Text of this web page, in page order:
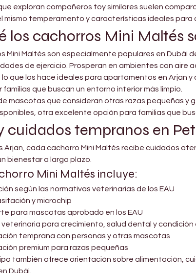
exploran compañeros toy similares suelen
mismo temperamento y características ideales para
los cachorros Mini Maltés
Mini Maltés son especialmente populares en Dubái
de ejercicio. Prosperan en ambientes con aire
lo que los hace ideales para apartamentos en Arjan
que buscan un entorno interior más limpio.
mascotas que consideran otras razas pequeñas y
otra excelente opción para familias que
cuidados tempranos en
Arjan, cada cachorro Mini Maltés recibe cuidados
bienestar a largo plazo.
Mini Maltés incluye:
según las normativas veterinarias de los EAU
y microchip
para mascotas aprobado en los EAU
veterinaria para crecimiento, salud dental y condición
temprana con personas y otras mascotas
premium para razas pequeñas
también ofrece orientación sobre alimentación,
Dubái.